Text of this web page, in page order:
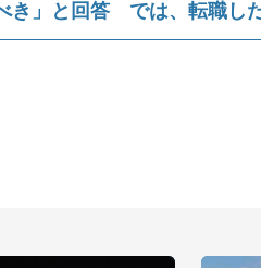
き」と回答 では、転職し